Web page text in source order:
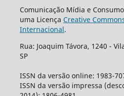
Comunicação Mídia e
uma Licença Creative
Internacional.
Rua: Joaquim Távora, 1240 -
SP
ISSN da versão online: 1983-
ISSN da versão impressa